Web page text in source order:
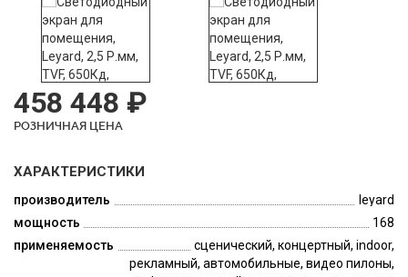
458 448 ₽
РОЗНИЧНАЯ ЦЕНА
ХАРАКТЕРИСТИКИ
производитель
leyard
мощность
168
применяемость
сценический, концертный, indoor,
рекламный, автомобильные, видео пилоны,